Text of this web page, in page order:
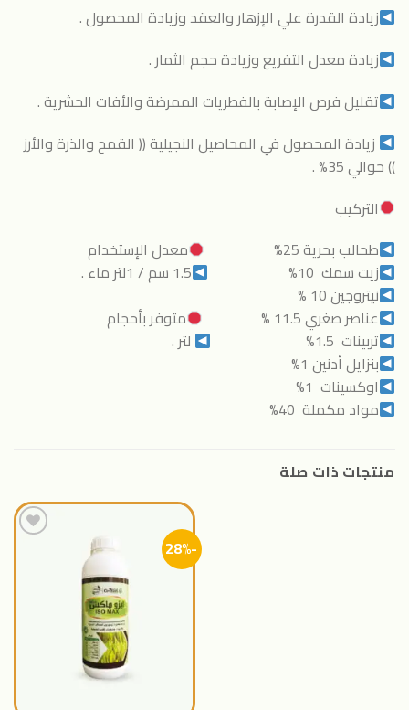
زيادة القدرة علي الإزهار والعقد وزيادة المحصول .
زيادة معدل التفريع وزيادة حجم الثمار .
تقليل فرص الإصابة بالفطريات الممرضة والأفات الحشرية .
زيادة المحصول في المحاصيل النجيلية (( القمح والذرة والأرز
)) حوالي 35% .
التركيب
طحالب بحرية 25%
معدل الإستخدام
زيت سمك 10%
1.5 سم / 1لتر ماء .
نيتروجين 10 %
عناصر صغري 11.5 %
متوفر بأحجام
تربينات 1.5%
لتر .
بنزايل أدنين 1%
اوكسينات 1%
مواد مكملة 40%
منتجات ذات صلة
-28%